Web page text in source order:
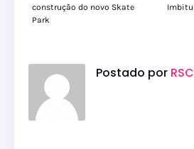
construção do novo Skate
Park
Postado por